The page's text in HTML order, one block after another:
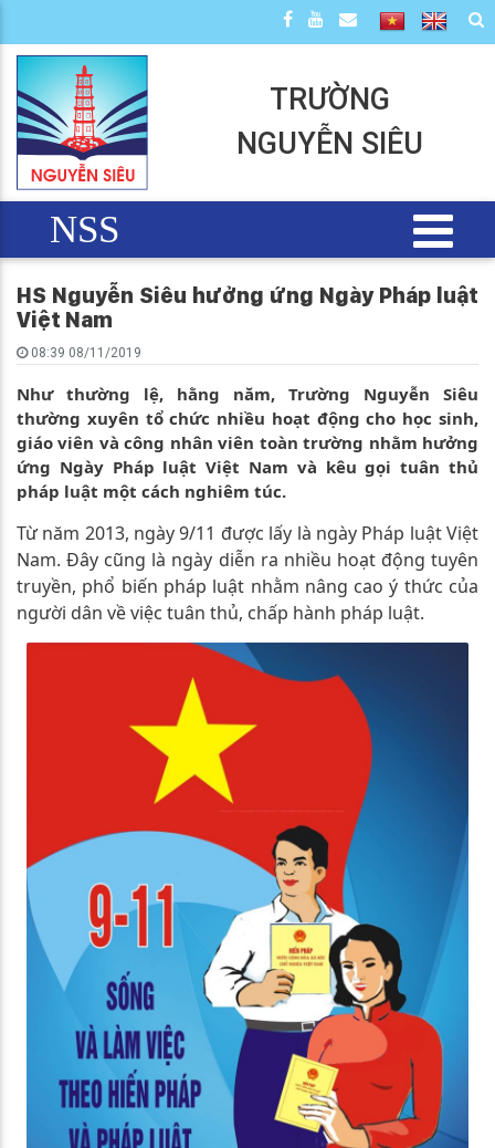
TRƯỜNG
NGUYỄN SIÊU
NSS
HS Nguyễn Siêu hưởng ứng Ngày Pháp luật
Việt Nam
08:39 08/11/2019
Như thường lệ, hằng năm, Trường Nguyễn Siêu
thường xuyên tổ chức nhiều hoạt động cho học sinh,
giáo viên và công nhân viên toàn trường nhằm hưởng
ứng Ngày Pháp luật Việt Nam và kêu gọi tuân thủ
pháp luật một cách nghiêm túc.
Từ năm 2013, ngày 9/11 được lấy là ngày Pháp luật Việt
Nam. Đây cũng là ngày diễn ra nhiều hoạt động tuyên
truyền, phổ biến pháp luật nhằm nâng cao ý thức của
người dân về việc tuân thủ, chấp hành pháp luật.